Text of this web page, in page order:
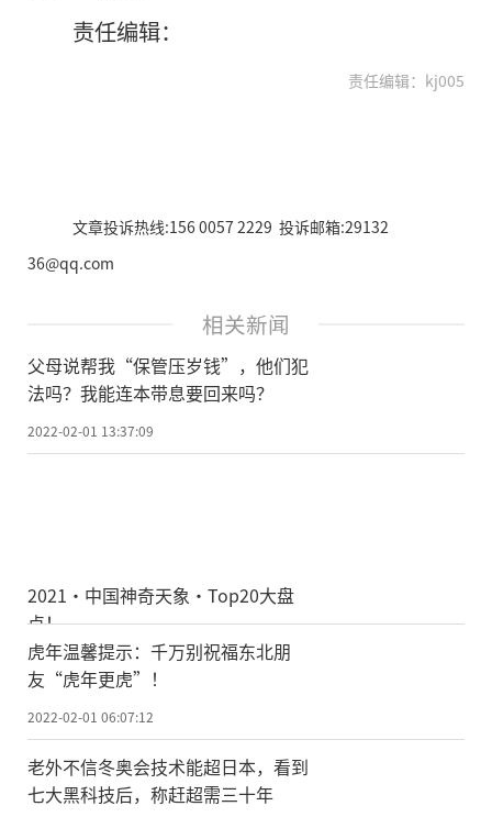
责任编辑：
责任编辑：kj005
文章投诉热线:156 0057 2229 投诉邮箱:29132
36@qq.com
相关新闻
父母说帮我“保管压岁钱”，他们犯
法吗？我能连本带息要回来吗？
2022-02-01 13:37:09
2021·中国神奇天象·Top20大盘
点！
2022-02-01 13:37:08
虎年温馨提示：千万别祝福东北朋
友“虎年更虎”！
2022-02-01 06:07:12
老外不信冬奥会技术能超日本，看到
七大黑科技后，称赶超需三十年